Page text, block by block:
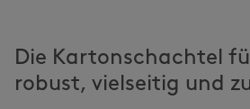
Die Kartonschachtel
robust, vielseitig und